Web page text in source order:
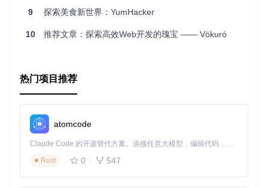
论您是个人开发者还是团队，它都能帮助您以高效的方式将数
9 探索美食新世界：YumHacker
10 推荐文章：探索高效Web开发的瑰宝 —— Vökuró
热门项目推荐
atomcode
Claude Code 的开源替代方案。连接任意大模型，编辑代码，运行命令，自动验证 — 全自动执行。用 Rust 构建，极致性能。 ｜ An open-source alternative to Claude Code. Connect any LLM, edit code, run commands, and verify changes — autonomously. Built in Rust for speed. Get Started
Rust
0 547